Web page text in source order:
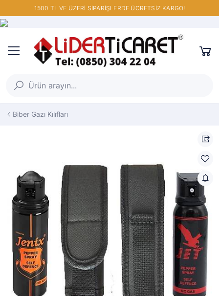
1500 TL VE ÜZERİ SİPARİŞLERDE ÜCRETSİZ KARGO!
Biber Gazı Kılıfları